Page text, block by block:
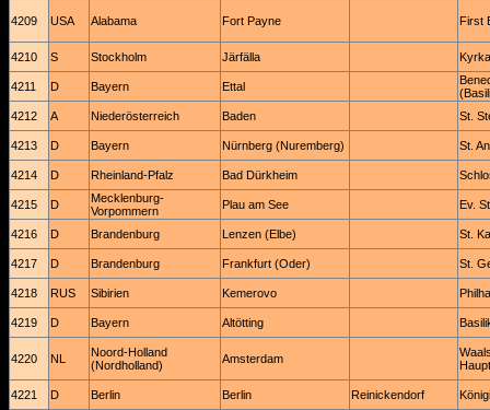
4209 USA Alabama Fort Payne First
4210 S Stockholm Järfälla Kyrka
4211 D Bayern Ettal
4212
A Niederösterreich Baden St.
4213 D Bayern Nürnberg (Nuremberg) St.
4214 D Rheinland-Pfalz Bad Dürkheim
4215 D
Mecklenburg-
Vorpommern
Plau am See Ev.
4216 D Brandenburg Lenzen (Elbe) St.
4217 D Brandenburg Frankfurt (Oder) St.
4218 RUS Sibirien Kemerovo
4219 D Bayern Altötting
4220 NL
Noord-Holland
(Nordholland)
Amsterdam
4221 D Berlin Berlin Reinickendorf